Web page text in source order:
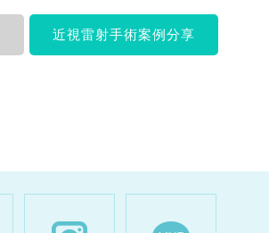
近視雷射手術案例分享